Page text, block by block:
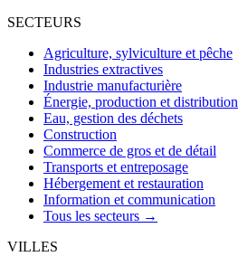
SECTEURS
Agriculture, sylviculture et pêche
Industries extractives
Industrie manufacturière
Énergie, production et distribution
Eau, gestion des déchets
Construction
Commerce de gros et de détail
Transports et entreposage
Hébergement et restauration
Information et communication
Tous les secteurs →
VILLES